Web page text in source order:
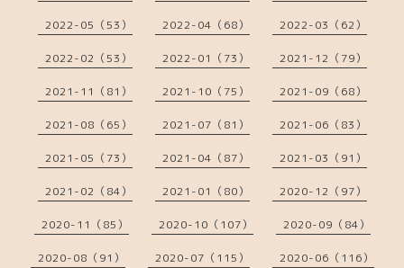
2022-05（53） 2022-04（68） 2022-03（62）
2022-02（53） 2022-01（73） 2021-12（79）
2021-11（81） 2021-10（75） 2021-09（68）
2021-08（65） 2021-07（81） 2021-06（83）
2021-05（73） 2021-04（87） 2021-03（91）
2021-02（84） 2021-01（80） 2020-12（97）
2020-11（85） 2020-10（107） 2020-09（84）
2020-08（91） 2020-07（115） 2020-06（116）